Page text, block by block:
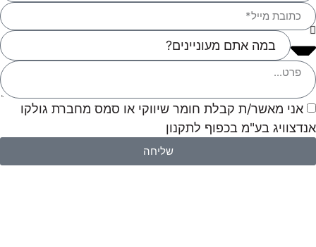
אני מאשר/ת קבלת חומר שיווקי או סמס מחברת גולקו
אנדצוויג בע"מ בכפוף לתקנון
שליחה